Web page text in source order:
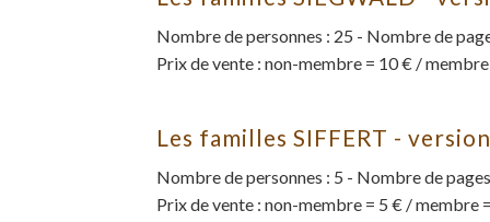
Nombre de personnes : 25 - Nombre de
Prix de vente : non-membre = 10 € /
Les familles SIFFERT -
Nombre de personnes : 5 - Nombre de
Prix de vente : non-membre = 5 € / membre